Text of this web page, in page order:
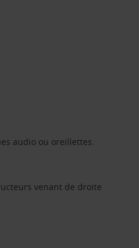
audio ou oreillettes.
venant de droite